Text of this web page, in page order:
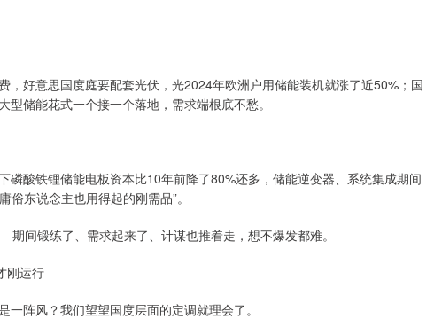
好意思国度庭要配套光伏，光2024年欧洲户用储能装机就涨了近50%；国
储能花式一个接一个落地，需求端根底不愁。
磷酸铁锂储能电板资本比10年前降了80%还多，储能逆变器、系统集成期间
俗东说念主也用得起的刚需品”。
间锻练了、需求起来了、计谋也推着走，想不爆发都难。
刚运行
阵风？我们望望国度层面的定调就理会了。